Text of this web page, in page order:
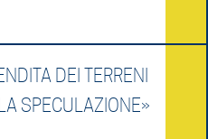
DEI TERRENI
SPECULAZIONE»